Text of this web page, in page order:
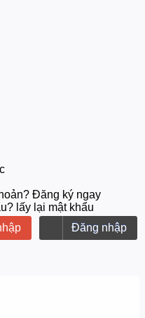
Đăng ký ngay
lấy lại mật khẩu
Đăng nhập